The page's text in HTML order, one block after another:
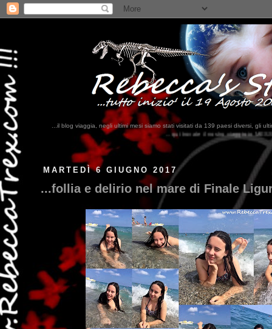
...il blog viaggia, negli ultimi mesi siamo stati visitati da 139 paesi diversi, gli
...qui trovate il nostro viaggio in MESSICO 2023...clikka qui !!!
MARTEDÌ 6 GIUGNO 2017
...follia e delirio nel mare di Finale